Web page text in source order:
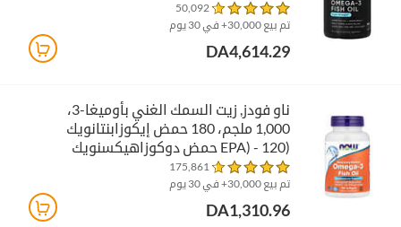
50,092
تم بيع 30,000+ في 30 يوم
DA4,614.29
ناو فودز‏, زيت السمك الغني بأوميغا-3،
1,000 ملجم، 180 حمض إيكوزابنتانويك
(EPA) - 120 حمض دوكوزاهيكسنويك
(DHA)، 100 كبسولة هلامية
175,861
تم بيع 30,000+ في 30 يوم
DA1,310.96